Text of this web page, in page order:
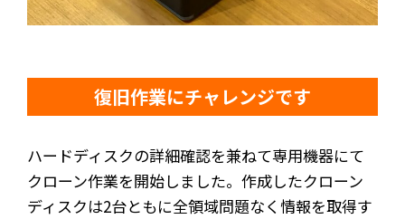
復旧作業にチャレンジです
ハードディスクの詳細確認を兼ねて専用機器にて
クローン作業を開始しました。作成したクローン
ディスクは2台ともに全領域問題なく情報を取得す